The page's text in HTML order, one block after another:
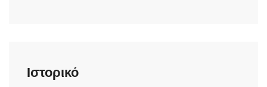
Ιστορικό